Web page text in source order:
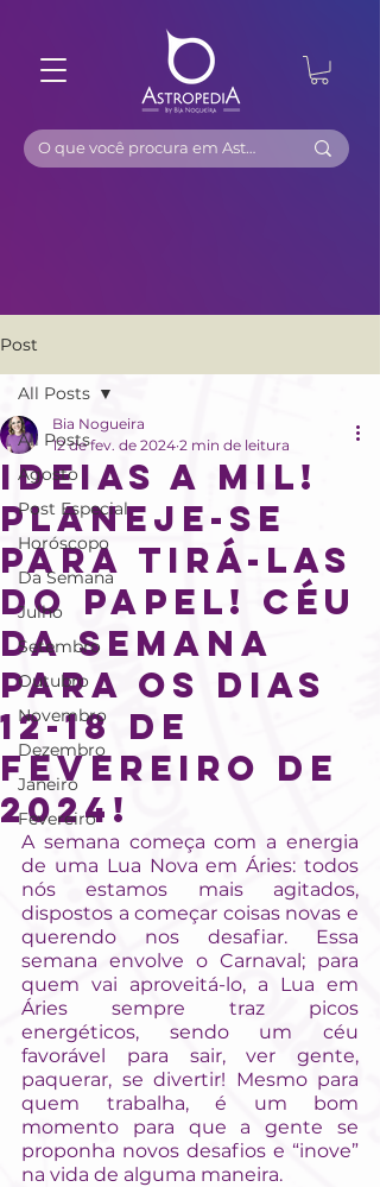
Post
All Posts
Agosto
Post Especial
Horóscopo
Da Semana
Julho
Setembro
Outubro
Novembro
Dezembro
Janeiro
Fevereiro
All Posts
Ideias a mil!
Planeje-se
para tirá-las
do papel! Céu
da semana
para os dias
12-18 de
fevereiro de
2024!
Bia Nogueira
12 de fev. de 2024 2 min de leitura
A semana começa com a energia
de uma Lua Nova em Áries: todos
nós estamos mais agitados,
dispostos a começar coisas novas e
querendo nos desafiar. Essa
semana envolve o Carnaval; para
quem vai aproveitá-lo, a Lua em
Áries sempre traz picos
energéticos, sendo um céu
favorável para sair, ver gente,
paquerar, se divertir! Mesmo para
quem trabalha, é um bom
momento para que a gente se
proponha novos desafios e “inove”
na vida de alguma maneira.